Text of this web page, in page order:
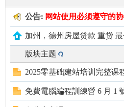
公告: 网站使用 必须遵守的
加州，德州房屋贷款 重贷
版块主题
2025零基础建站培训完整课
免費電腦編程訓練營 6 月 1